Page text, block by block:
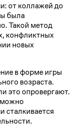
от коллажей до
была
Такой метод
конфликтных
новых
в форме игры
возраста.
это опровергают.
можно
сталкивается